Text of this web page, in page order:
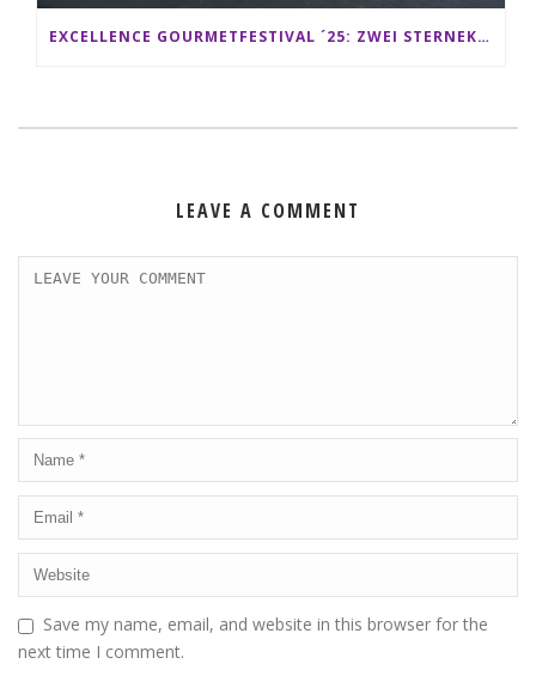
EXCELLENCE GOURMETFESTIVAL ´25: ZWEI STERNEKÖCHE ANTONIO GUIDA & DARIO MORESCO VERWÖHNEN IHRE GÄSTE AUF EINER LUXERIÖSEN SCHIFFSREISE
LEAVE A COMMENT
Save my name, email, and website in this browser for the
next time I comment.